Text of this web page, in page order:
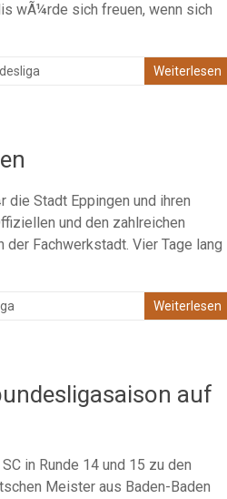
wÃ¼rde sich freuen, wenn sich
Weiterlesen
Stadt Eppingen und ihren
und den zahlreichen
der Fachwerkstadt. Vier Tage lang
Weiterlesen
auf
in Runde 14 und 15 zu den
Meister aus Baden-Baden